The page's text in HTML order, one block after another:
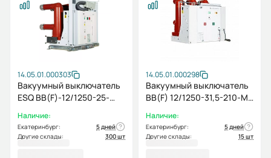
14.05.01.000303
Вакуумный выключатель
ESQ ВВ(F)-12/1250-25-
U0-T0-EAL0-ED0-У3
(12кВ, 1250А, 25кА,
Наличие:
Екатеринбург:
5 дней
Другие склады:
300 шт
14.05.01.000298
Вакуумный выключатель
BB(F) 12/1250-31,5-210-M-
EAL0-ED0-У3 (5NO+5NC,
AC/DC220)
Наличие:
Екатеринбург:
5 дней
Другие склады:
15 шт